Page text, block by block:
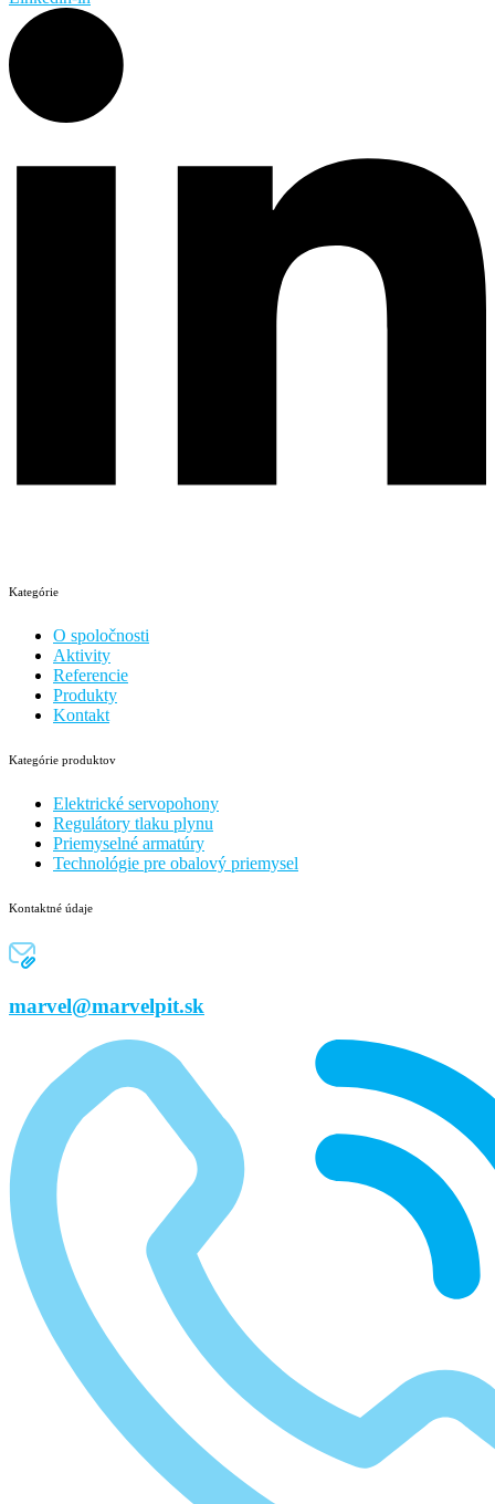
Kategórie
O spoločnosti
Aktivity
Referencie
Produkty
Kontakt
Kategórie produktov
Elektrické servopohony
Regulátory tlaku plynu
Priemyselné armatúry
Technológie pre obalový priemysel
Kontaktné údaje
marvel@marvelpit.sk